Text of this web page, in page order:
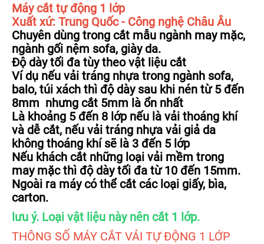
Máy cắt tự động 1 lớp
Xuất xứ: Trung Quốc - Công nghệ Châu Âu
Chuyên dùng trong cắt mẫu ngành may mặc,
ngành gối nệm sofa, giày da.
Độ dày tối đa tùy theo vật liệu cắt
Ví dụ nếu vải tráng nhựa trong ngành sofa,
balo, túi xách thì độ dày sau khi nén từ 5 đến
8mm nhưng cắt 5mm là ổn nhất
Là khoảng 5 đến 8 lớp nếu là vải thoáng khí
và dễ cắt, nếu vải tráng nhựa vải giả da
không thoáng khí sẽ là 3 đến 5 lớp
Nếu khách cắt những loại vải mềm trong
may mặc thì độ dày tối đa từ 10 đến 15mm.
Ngoài ra máy có thể cắt các loại giấy, bìa,
carton.
lưu ý. Loại vật liệu này nên cắt 1 lớp.
THÔNG SỐ MÁY CẮT VẢI TỰ ĐỘNG 1 LỚP